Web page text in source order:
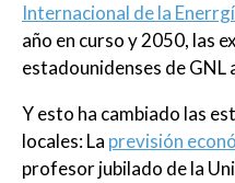
Internacional de la
año en curso y 2050, las
estadounidenses de GNL
Y esto ha cambiado las
locales: La previsión
profesor jubilado de la